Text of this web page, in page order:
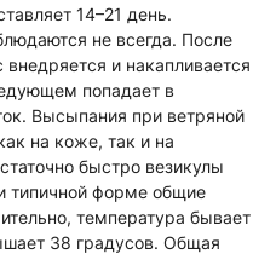
14–21 день.
не всегда. После
и накапливается
попадает в
Высыпания при ветряной
на коже, так и на
быстро везикулы
типичной форме общие
температура бывает
38 градусов. Общая